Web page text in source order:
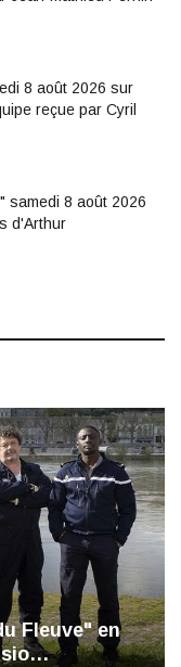
8 août 2026 sur
reçue par Cyril
samedi 8 août 2026
d'Arthur
Fleuve" en